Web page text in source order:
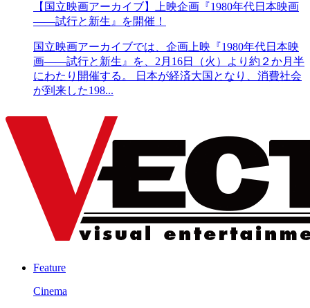
【国立映画アーカイブ】上映企画『1980年代日本映画
――試行と新生』を開催！
国立映画アーカイブでは、企画上映『1980年代日本映
画――試行と新生』を、2月16日（火）より約２か月半
にわたり開催する。 日本が経済大国となり、消費社会
が到来した198...
Feature
Cinema